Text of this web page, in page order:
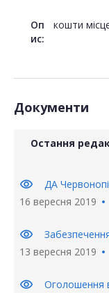
Оп
ис:
кошти
Документи
Остання
visibility
ДА
16 вересня 2019
visibility
13 вересня 2019
visibility
Оголошення